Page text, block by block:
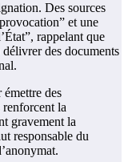
Des sources
et une
rappelant que
des documents
des
la
gravement la
responsable du